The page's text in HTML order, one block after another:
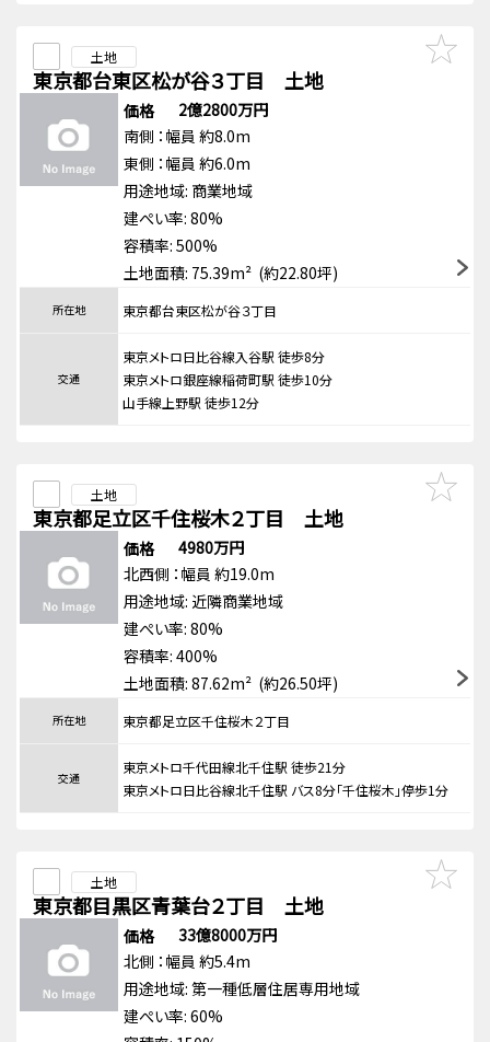
土地
東京都台東区松が谷３丁目 土地
価格
2億2800万円
南側 ：幅員 約8.0m
東側 ：幅員 約6.0m
用途地域: 商業地域
建ぺい率: 80%
容積率: 500%
土地面積: 75.39m² (約22.80坪)
所在地 東京都台東区松が谷３丁目
交通
東京メトロ日比谷線入谷駅 徒歩8分
東京メトロ銀座線稲荷町駅 徒歩10分
山手線上野駅 徒歩12分
土地
東京都足立区千住桜木２丁目 土地
価格
4980万円
北西側 ：幅員 約19.0m
用途地域: 近隣商業地域
建ぺい率: 80%
容積率: 400%
土地面積: 87.62m² (約26.50坪)
所在地 東京都足立区千住桜木２丁目
交通
東京メトロ千代田線北千住駅 徒歩21分
東京メトロ日比谷線北千住駅 バス8分「千住桜木」停歩1分
土地
東京都目黒区青葉台２丁目 土地
価格
33億8000万円
北側 ：幅員 約5.4m
用途地域: 第一種低層住居専用地域
建ぺい率: 60%